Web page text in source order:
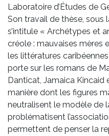
Laboratoire d’Études de
Son travail de thèse, sous
s’intitule « Archétypes et
créole : mauvaises mères
les littératures
porte sur les romans de
Danticat, Jamaica Kincaid
manière dont les figures
neutralisent le modèle de
problématisent
permettent de penser la